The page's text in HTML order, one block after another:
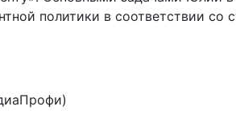
политики в соответствии со